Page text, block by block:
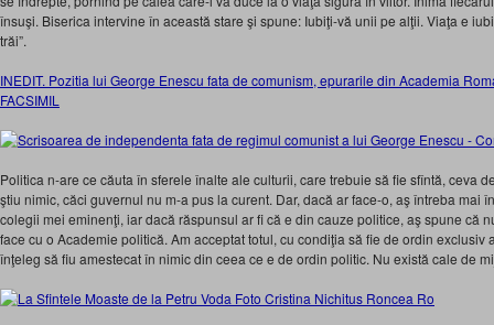
însuşi. Biserica intervine în această stare şi spune: Iubiţi-vă unii pe alţii. Viaţa e
trăi”.
INEDIT. Pozitia lui George Enescu fata de comunism, epurarile din Academia
FACSIMIL
Politica n-are ce căuta în sferele înalte ale culturii, care trebuie să fie sfîntă, ceva
ştiu nimic, căci guvernul nu m-a pus la curent. Dar, dacă ar face-o, aş întreba mai
colegii mei eminenţi, iar dacă răspunsul ar fi că e din cauze politice, aş spune că
face cu o Academie politică. Am acceptat totul, cu condiţia să fie de ordin exclusiv
înţeleg să fiu amestecat în nimic din ceea ce e de ordin politic. Nu există cale de